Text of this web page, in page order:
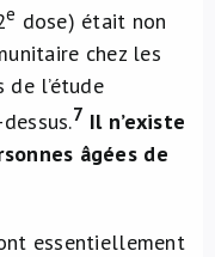
e dose) était non
chez les
l’étude
7 Il n’existe
âgées de
essentiellement